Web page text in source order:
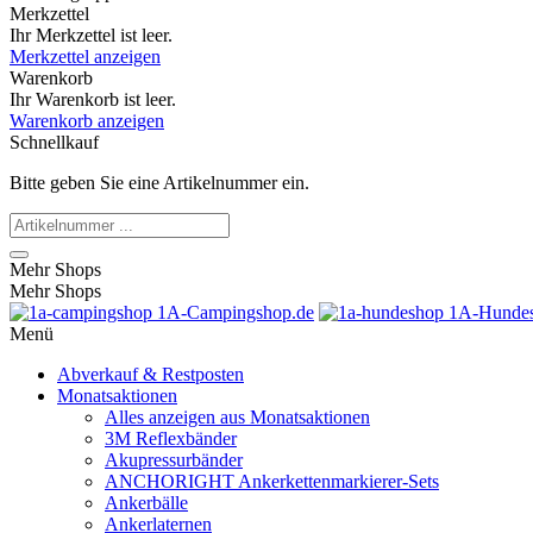
Merkzettel
Ihr Merkzettel ist leer.
Merkzettel anzeigen
Warenkorb
Ihr Warenkorb ist leer.
Warenkorb anzeigen
Schnellkauf
Bitte geben Sie eine Artikelnummer ein.
Mehr Shops
Mehr Shops
1A-Campingshop.de
1A-
Menü
Abverkauf & Restposten
Monatsaktionen
Alles anzeigen aus Monatsaktionen
3M Reflexbänder
Akupressurbänder
ANCHORIGHT Ankerkettenmarkierer-Sets
Ankerbälle
Ankerlaternen